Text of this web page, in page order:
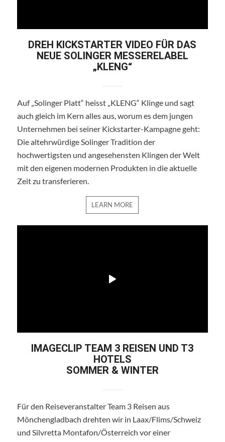
DREH KICKSTARTER VIDEO FÜR DAS
NEUE SOLINGER MESSERELABEL
„KLENG“
Auf „Solinger Platt“ heisst „KLENG“ Klinge und sagt
auch gleich im Kern alles aus, worum es dem jungen
Unternehmen bei seiner Kickstarter-Kampagne geht:
Die altehrwürdige Solinger Tradition der
hochwertigsten und angesehensten Klingen der Welt
mit den eigenen modernen Produkten in die aktuelle
Zeit zu transferieren.
LEARN MORE
IMAGECLIP TEAM 3 REISEN UND T3
HOTELS
SOMMER & WINTER
Für den Reiseveranstalter Team 3 Reisen aus
Mönchengladbach drehten wir in Laax/Flims/Schweiz
und Silvretta Montafon/Österreich vor einer